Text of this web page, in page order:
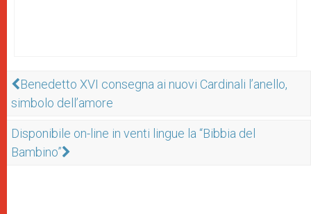
Benedetto XVI consegna ai nuovi Cardinali l’anello,
simbolo dell’amore
Disponibile on-line in venti lingue la “Bibbia del
Bambino”